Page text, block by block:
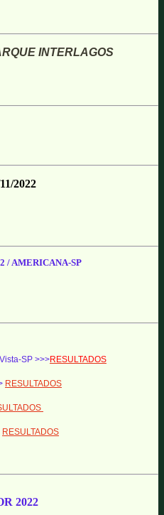
INTERLAGOS
2022
/ AMERICANA-SP
SP >>>RESULTADOS
RESULTADOS
RESULTADOS
2022